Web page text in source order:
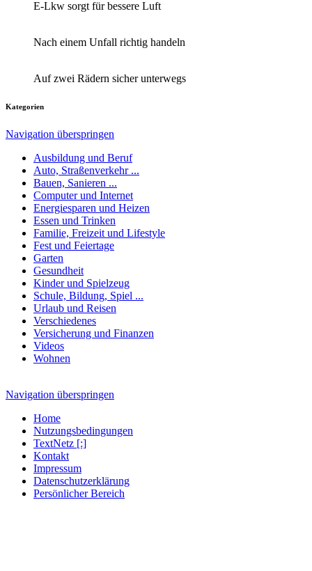
E-Lkw sorgt für bessere Luft
Nach einem Unfall richtig handeln
Auf zwei Rädern sicher unterwegs
Kategorien
Navigation überspringen
Ausbildung und Beruf
Auto, Straßenverkehr ...
Bauen, Sanieren ...
Computer und Internet
Energiesparen und Heizen
Essen und Trinken
Familie, Freizeit und Lifestyle
Fest und Feiertage
Garten
Gesundheit
Kinder und Spielzeug
Schule, Bildung, Spiel ...
Urlaub und Reisen
Verschiedenes
Versicherung und Finanzen
Videos
Wohnen
Navigation überspringen
Home
Nutzungsbedingungen
TextNetz [:]
Kontakt
Impressum
Datenschutzerklärung
Persönlicher Bereich